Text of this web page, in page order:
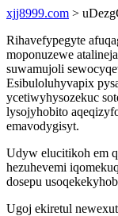
xjj8999.com >
Rihavefypegyte
moponuzewe
suwamujoli
Esibuloluhyvapix
ycetiwyhysozekuc
lysojyhobito
emavodygisyt.
Udyw elucitikoh em
hezuhevemi
dosepu
Ugoj ekiretul